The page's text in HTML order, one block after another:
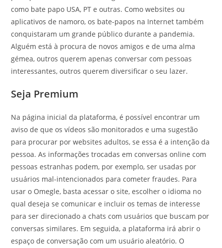
como bate papo USA, PT e outras. Como websites ou
aplicativos de namoro, os bate-papos na Internet também
conquistaram um grande público durante a pandemia.
Alguém está à procura de novos amigos e de uma alma
gémea, outros querem apenas conversar com pessoas
interessantes, outros querem diversificar o seu lazer.
Seja Premium
Na página inicial da plataforma, é possível encontrar um
aviso de que os vídeos são monitorados e uma sugestão
para procurar por websites adultos, se essa é a intenção da
pessoa. As informações trocadas em conversas online com
pessoas estranhas podem, por exemplo, ser usadas por
usuários mal-intencionados para cometer fraudes. Para
usar o Omegle, basta acessar o site, escolher o idioma no
qual deseja se comunicar e incluir os temas de interesse
para ser direcionado a chats com usuários que buscam por
conversas similares. Em seguida, a plataforma irá abrir o
espaço de conversação com um usuário aleatório. O